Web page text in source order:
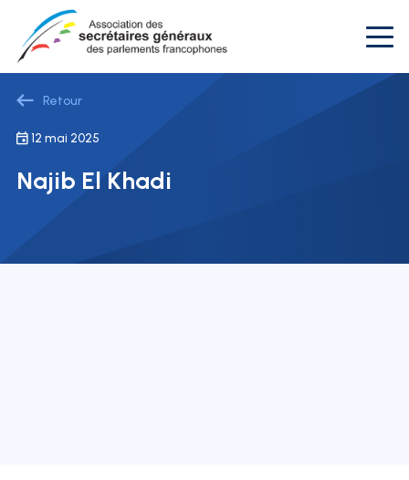
Retour
12 mai 2025
Najib El Khadi